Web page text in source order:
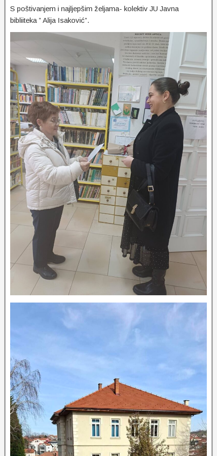
S poštivanjem i najljepšim željama- kolektiv JU Javna
bibliiteka ” Alija Isaković”.